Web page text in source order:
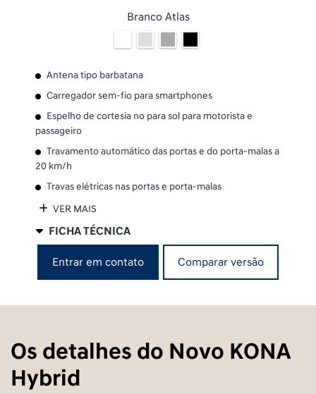
Branco Atlas
Antena tipo barbatana
Carregador sem-fio para smartphones
Espelho de cortesia no para sol para motorista e
passageiro
Travamento automático das portas e do porta-malas a
20 km/h
Travas elétricas nas portas e porta-malas
VER MAIS
FICHA TÉCNICA
Entrar em contato Comparar versão
Os detalhes do Novo KONA
Hybrid